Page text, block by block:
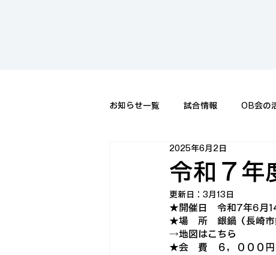
お知らせ一覧 試合情報 OB会の
令和７年
2025年6月2日
更新日： 3月13日
★開催日　令和7年6月
★場　所　銀鍋（長崎
→地図はこちら
★会　費　６，０００円